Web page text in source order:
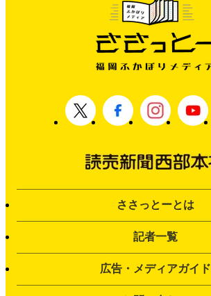
ささっとーとは
記者一覧
広告・メディアガイド